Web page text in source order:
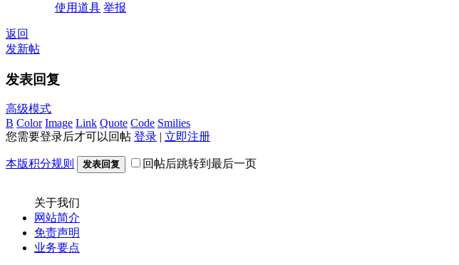
使用道具 举报
返回
发新帖
发表回复
高级模式
B Color Image Link Quote Code Smilies
您需要登录后才可以回帖 登录 | 立即注册
本版积分规则 发表回复 回帖后跳转到最后一页
关于我们
网站简介
免责声明
业务要点